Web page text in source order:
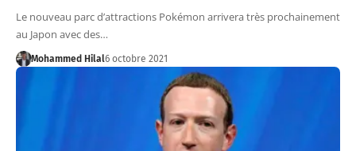
Le nouveau parc d’attractions Pokémon arrivera très prochainement
au Japon avec des…
Mohammed Hilal6 octobre 2021